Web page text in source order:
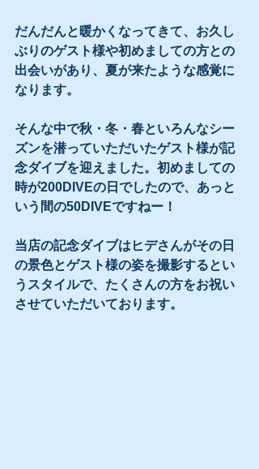
だんだんと暖かくなってきて、お久し
ぶりのゲスト様や初めましての方との
出会いがあり、夏が来たような感覚に
なります。
そんな中で秋・冬・春といろんなシー
ズンを潜っていただいたゲスト様が記
念ダイブを迎えました。初めましての
時が200DIVEの日でしたので、あっと
いう間の50DIVEですねー！
当店の記念ダイブはヒデさんがその日
の景色とゲスト様の姿を撮影するとい
うスタイルで、たくさんの方をお祝い
させていただいております。